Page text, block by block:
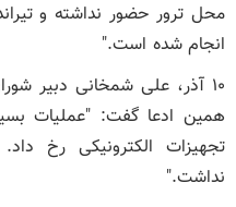
محل ترور حضور نداشته و
انجام شده است."
۱۰ آذر، علی شمخانی دبیر
همین ادعا گفت: "عملیات
تجهیزات الکترونیکی رخ
نداشت."